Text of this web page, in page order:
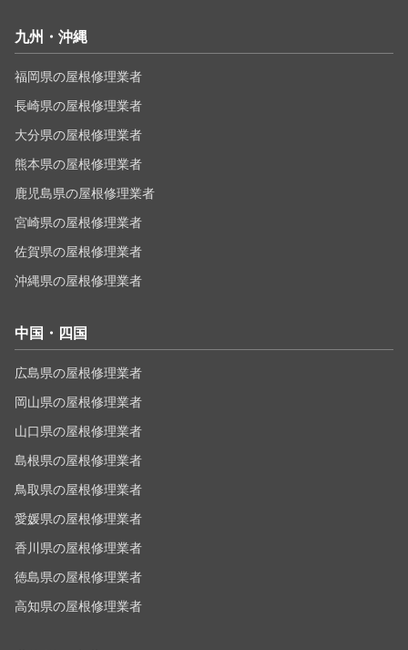
九州・沖縄
福岡県の屋根修理業者
長崎県の屋根修理業者
大分県の屋根修理業者
熊本県の屋根修理業者
鹿児島県の屋根修理業者
宮崎県の屋根修理業者
佐賀県の屋根修理業者
沖縄県の屋根修理業者
中国・四国
広島県の屋根修理業者
岡山県の屋根修理業者
山口県の屋根修理業者
島根県の屋根修理業者
鳥取県の屋根修理業者
愛媛県の屋根修理業者
香川県の屋根修理業者
徳島県の屋根修理業者
高知県の屋根修理業者